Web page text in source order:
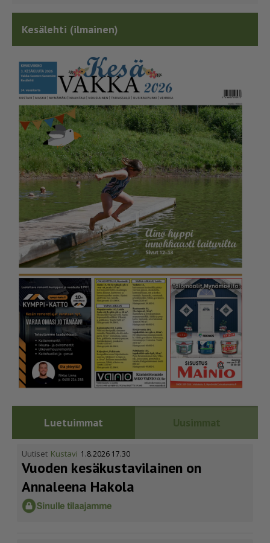
Kesälehti (ilmainen)
Luetuimmat Uusimmat
Uutiset Kustavi 1.8.2026 17.30
Vuoden kesäkus­ta­vi­lainen on
Annaleena Hakola